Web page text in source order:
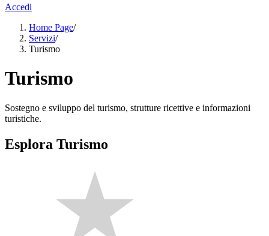
Accedi
Home Page/
Servizi/
Turismo
Turismo
Sostegno e sviluppo del turismo, strutture ricettive e informazioni
turistiche.
Esplora Turismo